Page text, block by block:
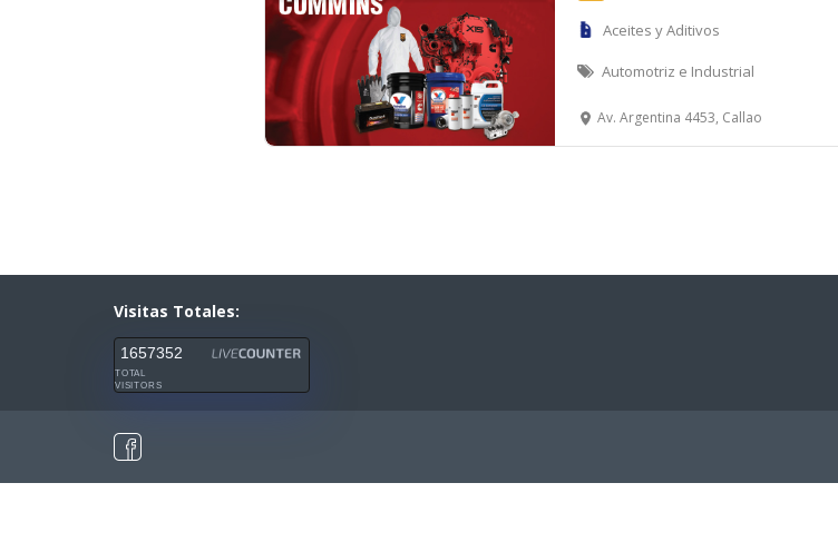
Aceites y Aditivos
Automotriz e Industrial
Av. Argentina 4453, Callao
Visitas Totales:
1657352
TOTAL
VISITORS